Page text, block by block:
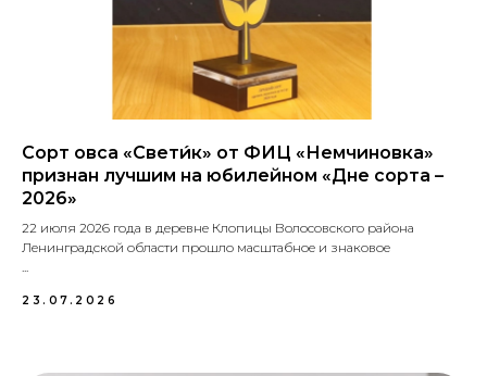
Сорт овса «Свети́к» от ФИЦ «Немчиновка»
признан лучшим на юбилейном «Дне сорта –
2026»
22 июля 2026 года в деревне Клопицы Волосовского района
Ленинградской области прошло масштабное и знаковое
...
23.07.2026